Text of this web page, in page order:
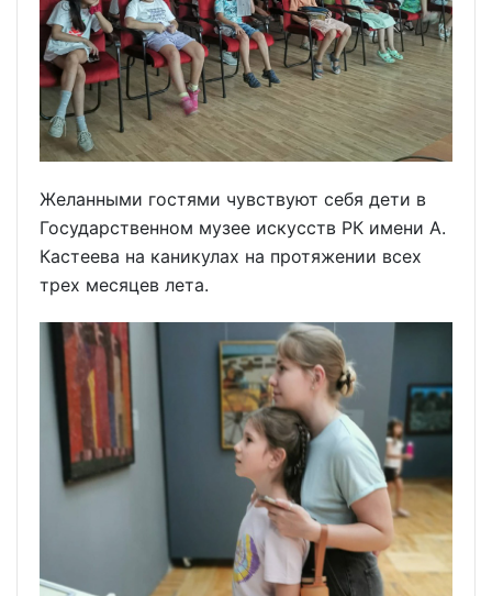
Желанными гостями чувствуют себя дети в
Государственном музее искусств РК имени А.
Кастеева на каникулах на протяжении всех
трех месяцев лета.